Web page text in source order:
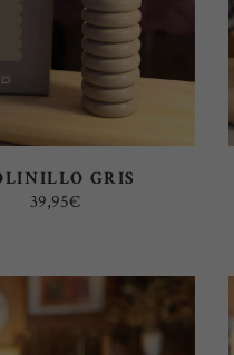
GRIS
39,95€